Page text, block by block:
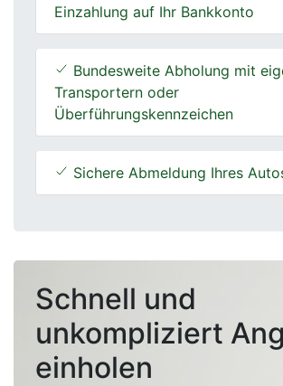
Einzahlung auf Ihr Bankkonto
Bundesweite Abholung mit
Transportern oder
Überführungskennzeichen
Sichere Abmeldung Ihres
Schnell und
unkompliziert
einholen